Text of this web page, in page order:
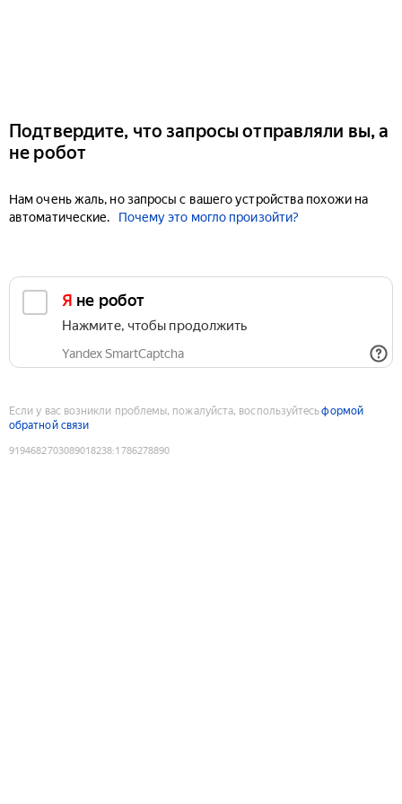
Подтвердите, что запросы отправляли вы, а
не робот
Нам очень жаль, но запросы с вашего устройства похожи на
автоматические.
Почему это могло произойти?
Я не робот
Нажмите, чтобы продолжить
Yandex SmartCaptcha
Если у вас возникли проблемы, пожалуйста, воспользуйтесьформой
обратной связи
9194682703089018238:1786278890